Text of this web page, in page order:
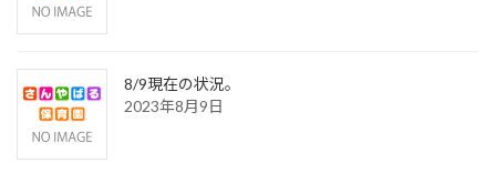
8/9現在の状況。
2023年8月9日